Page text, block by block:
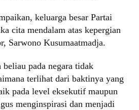
keluarga besar Partai
cita mendalam atas kepergian
Sarwono Kusumaatmadja.
beliau pada negara tidak
terlihat dari baktinya yang
pada level eksekutif maupun
menginspirasi dan menjadi